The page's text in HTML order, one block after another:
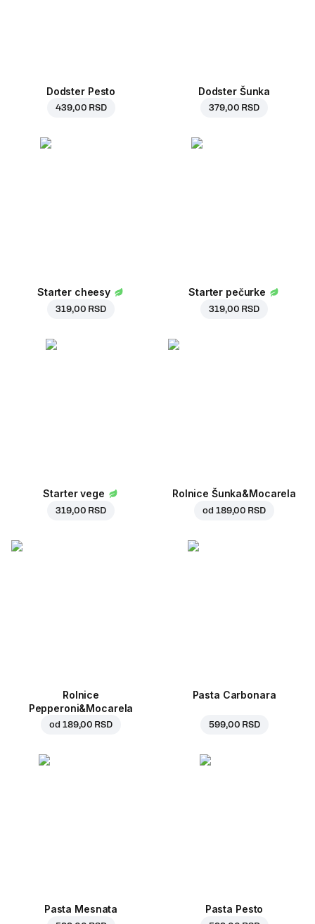
Dodster Pesto
439,00 RSD
Dodster Šunka
379,00 RSD
Starter cheesy
319,00 RSD
Starter pečurke
319,00 RSD
Starter vege
319,00 RSD
Rolnice Šunka&Mocarela
od 189,00 RSD
Rolnice
Pepperoni&Mocarela
od 189,00 RSD
Pasta Carbonara
599,00 RSD
Pasta Mesnata Pasta Pesto